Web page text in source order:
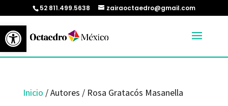
Abrir barra de herramientas
52 811.499.5638 zairaoctaedro@gmail.com
Inicio / Autores / Rosa Gratacós Masanella